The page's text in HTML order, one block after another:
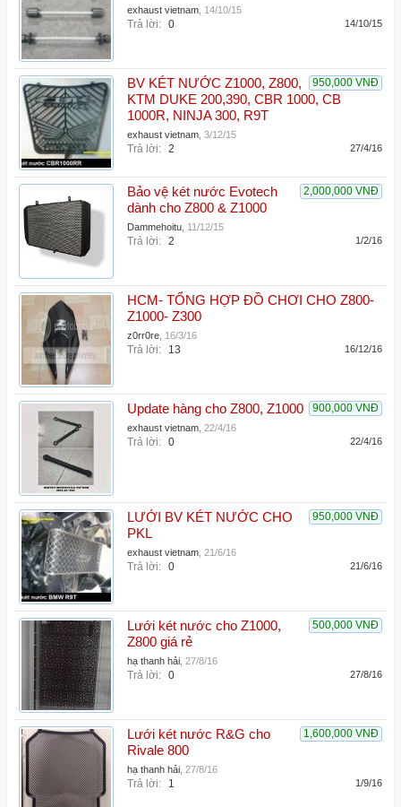
exhaust vietnam 14/10/15
Trả lời: 0 14/10/15
950,000 VNĐ
BV KÉT NƯỚC Z1000, Z800,
KTM DUKE 200,390, CBR 1000, CB
1000R, NINJA 300, R9T
exhaust vietnam 3/12/15
Trả lời: 2 27/4/16
2,000,000 VNĐ
Bảo vệ két nước Evotech
dành cho Z800 & Z1000
Dammehoitu 11/12/15
Trả lời: 2 1/2/16
HCM- TỔNG HỢP ĐỒ CHƠI CHO Z800-
Z1000- Z300
z0rr0re 16/3/16
Trả lời: 13 16/12/16
900,000 VNĐ
Update hàng cho Z800, Z1000
exhaust vietnam 22/4/16
Trả lời: 0 22/4/16
950,000 VNĐ
LƯỚI BV KÉT NƯỚC CHO
PKL
exhaust vietnam 21/6/16
Trả lời: 0 21/6/16
500,000 VNĐ
Lưới két nước cho Z1000,
Z800 giá rẻ
hạ thanh hải 27/8/16
Trả lời: 0 27/8/16
1,600,000 VNĐ
Lưới két nước R&G cho
Rivale 800
hạ thanh hải 27/8/16
Trả lời: 1 1/9/16